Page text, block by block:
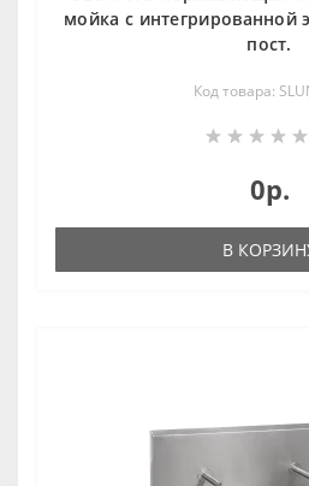
мойка с интегрированной
пост.
Код товара:
0р.
В